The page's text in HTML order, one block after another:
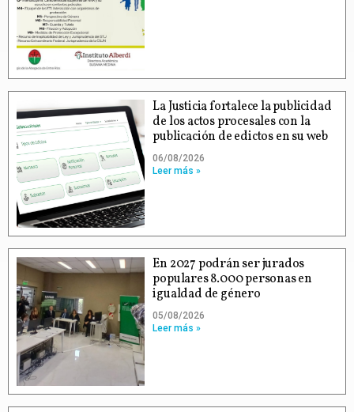
La Justicia fortalece la publicidad
de los actos procesales con la
publicación de edictos en su web
06/08/2026
Leer más »
En 2027 podrán ser jurados
populares 8.000 personas en
igualdad de género
05/08/2026
Leer más »